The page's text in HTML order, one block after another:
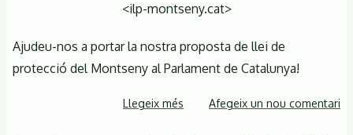
<ilp-montseny.cat>
Ajudeu-nos a portar la nostra proposta de llei de
protecció del Montseny al Parlament de Catalunya!
Llegeix més sobreAfegeix un nou comentari